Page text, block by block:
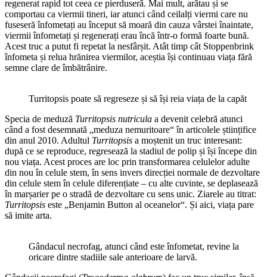
regenerat rapid tot ceea ce pierduseră. Mai mult, arătau și se
comportau ca viermii tineri, iar atunci când ceilalți viermi care nu
fuseseră înfometați au început să moară din cauza vârstei înaintate,
viermii înfometați și regenerați erau încă într-o formă foarte bună.
Acest truc a putut fi repetat la nesfârșit. Atât timp cât Stoppenbrink
înfometa și relua hrănirea viermilor, aceștia își continuau viața fără
semne clare de îmbătrânire.
Turritopsis poate să regreseze și să își reia viața de la capăt
Specia de meduză Turritopsis nutricula a devenit celebră atunci
când a fost desemnată „meduza nemuritoare“ în articolele științifice
din anul 2010. Adultul Turritopsis a moștenit un truc interesant:
după ce se reproduce, regresează la stadiul de polip și își începe din
nou viața. Acest proces are loc prin transformarea celulelor adulte
din nou în celule stem, în sens invers direcției normale de dezvoltare
din celule stem în celule diferențiate – cu alte cuvinte, se deplasează
în marșarier pe o stradă de dezvoltare cu sens unic. Ziarele au titrat:
Turritopsis este „Benjamin Button al oceanelor“. Și aici, viața pare
să imite arta.
Gândacul necrofag, atunci când este înfometat, revine la
oricare dintre stadiile sale anterioare de larvă.